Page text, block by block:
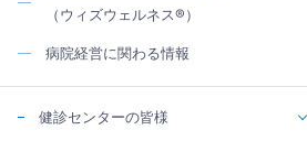
（ウィズウェルネス®）
病院経営に関わる情報
健診センターの皆様